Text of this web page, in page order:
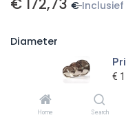
€
Home Search
€ 172,73 € Inclusief
Diameter